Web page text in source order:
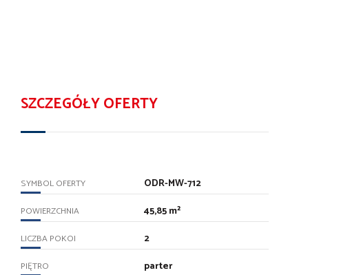
SZCZEGÓŁY OFERTY
SYMBOL OFERTY ODR-MW-712
POWIERZCHNIA 45,85 m²
LICZBA POKOI 2
PIĘTRO parter